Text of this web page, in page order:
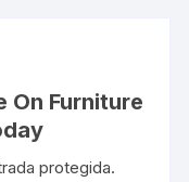
On Furniture
protegida.